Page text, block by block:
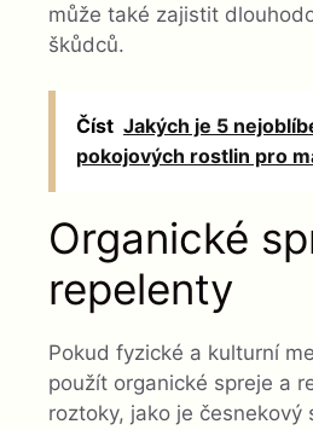
může také zajistit
škůdců.
Číst Jakých je 5
pokojových rostlin pro
Organické
repelenty
Pokud fyzické a kulturní
použít organické spreje a
roztoky, jako je česnekový